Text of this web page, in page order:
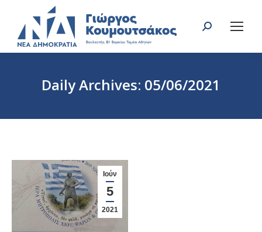
Search:
Daily Archives: 05/06/2021
Ιούν
5
2021